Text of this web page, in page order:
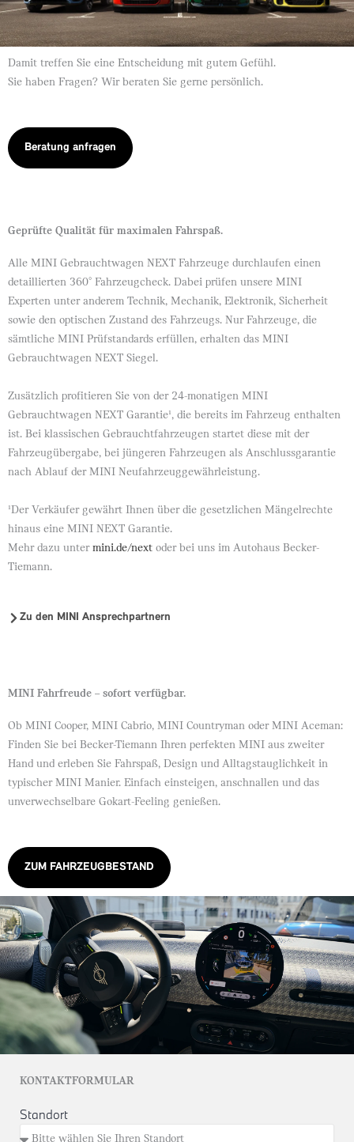
Damit treffen Sie eine Entscheidung mit gutem Gefühl.
Sie haben Fragen? Wir beraten Sie gerne persönlich.
Beratung anfragen
Geprüfte Qualität für maximalen Fahrspaß.
Alle MINI Gebrauchtwagen NEXT Fahrzeuge durchlaufen einen
detaillierten 360° Fahrzeugcheck. Dabei prüfen unsere MINI
Experten unter anderem Technik, Mechanik, Elektronik, Sicherheit
sowie den optischen Zustand des Fahrzeugs. Nur Fahrzeuge, die
sämtliche MINI Prüfstandards erfüllen, erhalten das MINI
Gebrauchtwagen NEXT Siegel.
Zusätzlich profitieren Sie von der 24-monatigen MINI
Gebrauchtwagen NEXT Garantie¹, die bereits im Fahrzeug enthalten
ist. Bei klassischen Gebrauchtfahrzeugen startet diese mit der
Fahrzeugübergabe, bei jüngeren Fahrzeugen als Anschlussgarantie
nach Ablauf der MINI Neufahrzeuggewährleistung.
¹Der Verkäufer gewährt Ihnen über die gesetzlichen Mängelrechte
hinaus eine MINI NEXT Garantie.
Mehr dazu unter mini.de/next oder bei uns im Autohaus Becker-
Tiemann.
Zu den MINI Ansprechpartnern
MINI Fahrfreude – sofort verfügbar.
Ob MINI Cooper, MINI Cabrio, MINI Countryman oder MINI Aceman:
Finden Sie bei Becker-Tiemann Ihren perfekten MINI aus zweiter
Hand und erleben Sie Fahrspaß, Design und Alltagstauglichkeit in
typischer MINI Manier. Einfach einsteigen, anschnallen und das
unverwechselbare Gokart-Feeling genießen.
ZUM FAHRZEUGBESTAND
KONTAKTFORMULAR
Standort